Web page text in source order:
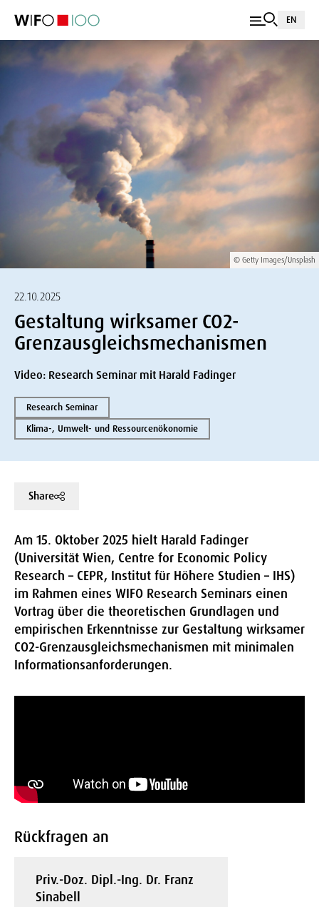
EN
© Getty Images/Unsplash
22.10.2025
Gestaltung wirksamer CO2-
Grenzausgleichsmechanismen
Video: Research Seminar mit Harald Fadinger
Research Seminar
Klima-, Umwelt- und Ressourcenökonomie
Share
Am 15. Oktober 2025 hielt Harald Fadinger
(Universität Wien, Centre for Economic Policy
Research – CEPR, Institut für Höhere Studien – IHS)
im Rahmen eines WIFO Research Seminars einen
Vortrag über die theoretischen Grundlagen und
empirischen Erkenntnisse zur Gestaltung wirksamer
CO2-Grenzausgleichsmechanismen mit minimalen
Informationsanforderungen.
Rückfragen an
Priv.-Doz. Dipl.-Ing. Dr. Franz
Sinabell